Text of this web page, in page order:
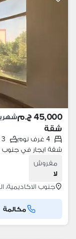
45,000 ج.م
شقة
4 غرف نوم 3 حمامات
مفروش
لا
جنوب
مكالمة